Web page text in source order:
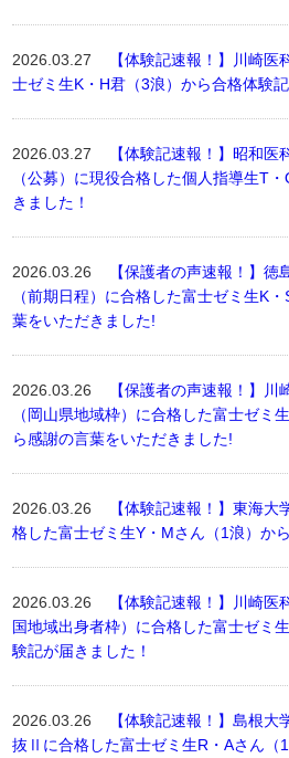
2026.03.27
【体験記速報！】川崎
士ゼミ生K・H君（3浪）から合格体験
2026.03.27
【体験記速報！】昭和
（公募）に現役合格した個人指導生T
きました！
2026.03.26
【保護者の声速報！】
（前期日程）に合格した富士ゼミ生K
葉をいただきました!
2026.03.26
【保護者の声速報！】
（岡山県地域枠）に合格した富士ゼミ
ら感謝の言葉をいただきました!
2026.03.26
【体験記速報！】東海
格した富士ゼミ生Y・Mさん（1浪）か
2026.03.26
【体験記速報！】川崎
国地域出身者枠）に合格した富士ゼミ
験記が届きました！
2026.03.26
【体験記速報！】島根
抜Ⅱに合格した富士ゼミ生R・Aさん（